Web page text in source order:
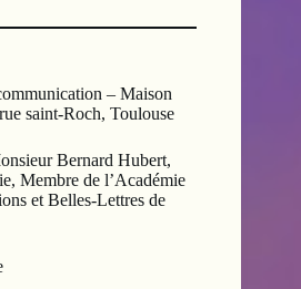
– Maison
saint-Roch, Toulouse
Bernard Hubert,
Membre de l’Académie
et Belles-Lettres de